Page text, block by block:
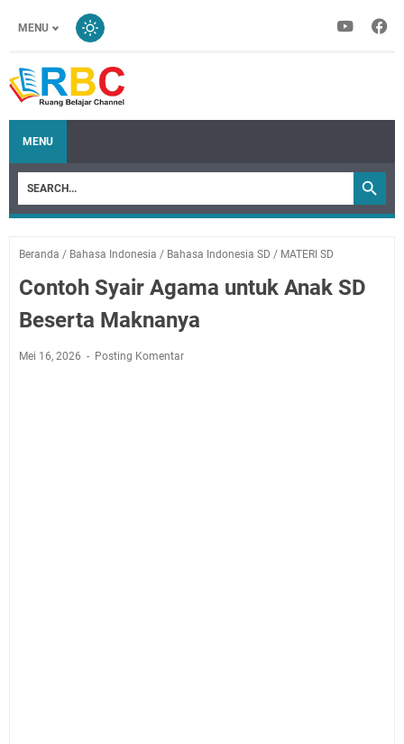
MENU
MENU
Beranda / Bahasa Indonesia / Bahasa Indonesia SD / MATERI SD
Contoh Syair Agama untuk Anak SD
Beserta Maknanya
Mei 16, 2026 Posting Komentar